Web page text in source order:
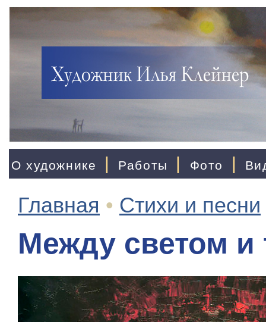
О художнике | Работы | Фото |
Главная • Стихи и песни
Между светом и